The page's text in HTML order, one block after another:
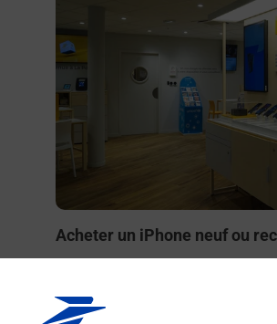
Acheter un iPhone neuf ou
dans vos bureaux de Poste à